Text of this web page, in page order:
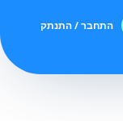
התחבר / התנתק